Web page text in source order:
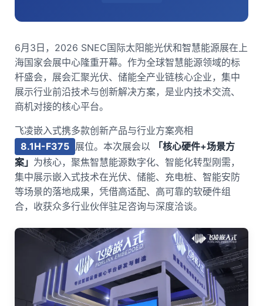
新闻中心
技术论坛
6月3日，2026 SNEC国际太阳能光伏和智慧能源展在上
海国家会展中心隆重开幕。作为全球智慧能源领域的标
杆盛会，展会汇聚光伏、储能全产业链核心企业，集中
展示行业前沿技术与创新解决方案，是业内技术交流、
商机对接的核心平台。
飞凌嵌入式携多款创新产品与行业方案亮相
8.1H-F375 展位。本次展会以
「核心硬件+场景方
案」 为核心，聚焦智慧能源数字化、智能化转型刚需，
集中展示嵌入式技术在光伏、储能、 充电桩、智能安防
等场景的落地成果，凭借高适配、高可靠的软硬件组
合，收获众多行业伙伴驻足咨询与深度洽谈。